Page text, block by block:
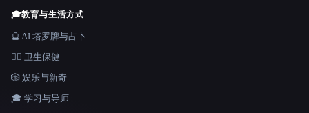
🎓教育与生活方式
🔮 AI 塔罗牌与占卜
👩‍⚕️ 卫生保健
🎲 娱乐与新奇
🎓 学习与导师